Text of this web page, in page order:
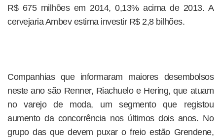
R$ 675 milhões em 2014, 0,13% acima de 2013. A
cervejaria Ambev estima investir R$ 2,8 bilhões.
Companhias que informaram maiores desembolsos
neste ano são Renner, Riachuelo e Hering, que atuam
no varejo de moda, um segmento que registou
aumento da concorrência nos últimos dois anos. No
grupo das que devem puxar o freio estão Grendene,